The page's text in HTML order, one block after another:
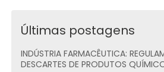
Últimas postagens
INDÚSTRIA FARMACÊUTICA: REGULAMENTAÇÃO DOS
DESCARTES DE PRODUTOS